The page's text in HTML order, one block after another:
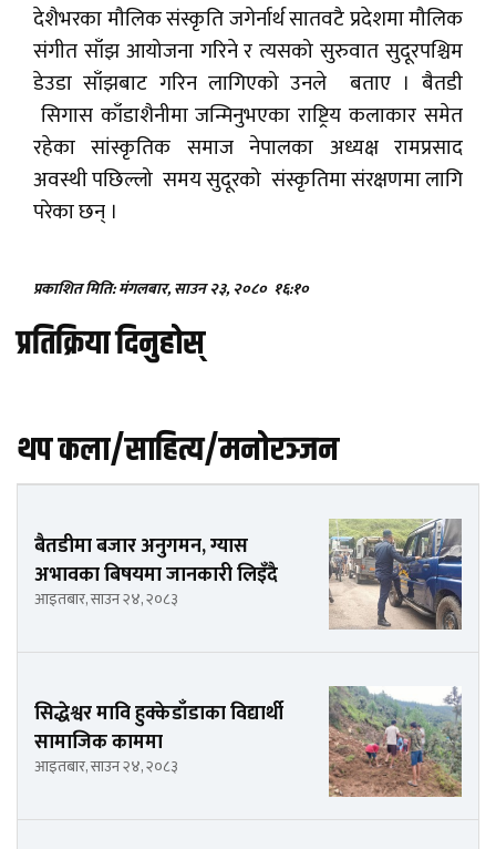
देशैभरका मौलिक संस्कृति जगेर्नार्थ सातवटै प्रदेशमा मौलिक
संगीत साँझ आयोजना गरिने र त्यसको सुरुवात सुदूरपश्चिम
डेउडा साँझबाट गरिन लागिएको उनले बताए । बैतडी
सिगास काँडाशैनीमा जन्मिनुभएका राष्ट्रिय कलाकार समेत
रहेका सांस्कृतिक समाज नेपालका अध्यक्ष रामप्रसाद
अवस्थी पछिल्लो समय सुदूरको संस्कृतिमा संरक्षणमा लागि
परेका छन् ।
प्रकाशित मिति: मंगलबार, साउन २३, २०८० १६:१०
प्रतिक्रिया दिनुहोस्
थप कला/साहित्य/मनोरञ्जन
बैतडीमा बजार अनुगमन, ग्यास
अभावका बिषयमा जानकारी लिइँदै
आइतबार, साउन २४, २०८३
सिद्धेश्वर मावि हुक्केडाँडाका विद्यार्थी
सामाजिक काममा
आइतबार, साउन २४, २०८३